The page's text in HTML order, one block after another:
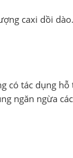
caxi dồi
có tác dụng
ngăn ngừa